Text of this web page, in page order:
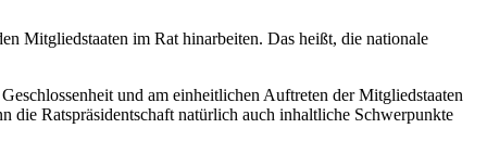
Mitgliedstaaten im Rat hinarbeiten. Das heißt, die nationale
und am einheitlichen Auftreten der Mitgliedstaaten
die Ratspräsidentschaft natürlich auch inhaltliche Schwerpunkte